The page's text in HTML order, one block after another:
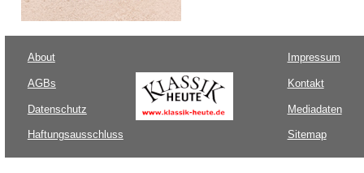
About
AGBs
Datenschutz
Haftungsausschluss
Impressum
Kontakt
Mediadaten
Sitemap